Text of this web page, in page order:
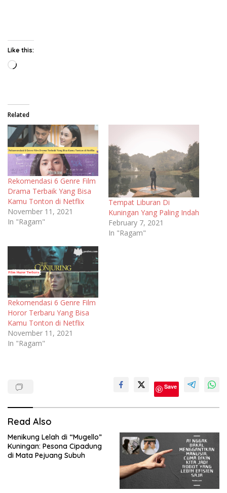
Like this:
Loading…
Related
Rekomendasi 6 Genre Film
Drama Terbaik Yang Bisa
Kamu Tonton di Netflix
November 11, 2021
In "Ragam"
Tempat Liburan Di
Kuningan Yang Paling Indah
February 7, 2021
In "Ragam"
Rekomendasi 6 Genre Film
Horor Terbaru Yang Bisa
Kamu Tonton di Netflix
November 11, 2021
In "Ragam"
Save
Read Also
Menikung Lelah di “Mugello”
Kuningan: Pesona Cipadung
di Mata Pejuang Subuh